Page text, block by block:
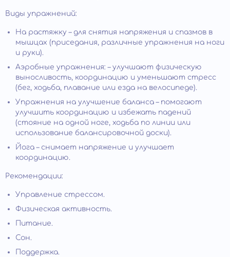
Виды упражнений:
На растяжку – для снятия напряжения и спазмов в
мышцах (приседания, различные упражнения на ноги
и руки).
Аэробные упражнения: – улучшают физическую
выносливость, координацию и уменьшают стресс
(бег, ходьба, плавание или езда на велосипеде).
Упражнения на улучшение баланса – помогают
улучшить координацию и избежать падений
(стояние на одной ноге, ходьба по линии или
использование балансировочной доски).
Йога – снимает напряжение и улучшает
координацию.
Рекомендации:
Управление стрессом.
Физическая активность.
Питание.
Сон.
Поддержка.